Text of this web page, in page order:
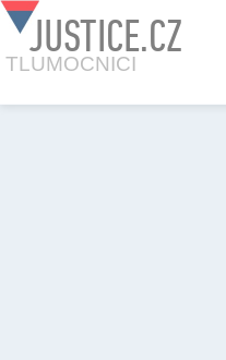
JUSTICE.CZ
TLUMOCNICI